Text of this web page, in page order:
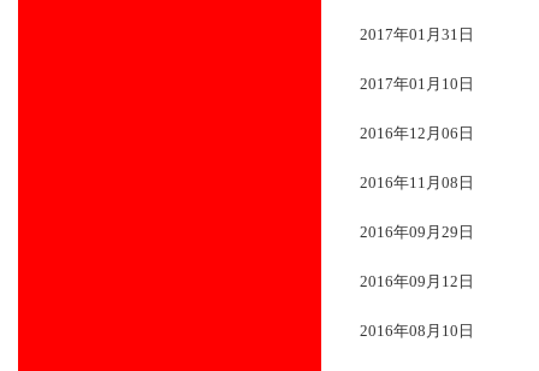
2017年01月31日
2017年01月10日
2016年12月06日
2016年11月08日
2016年09月29日
2016年09月12日
2016年08月10日